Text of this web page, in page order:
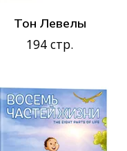
Тон Левелы
194 стр.